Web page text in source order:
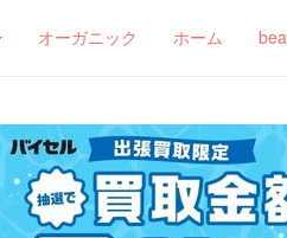
オーガニック ホーム